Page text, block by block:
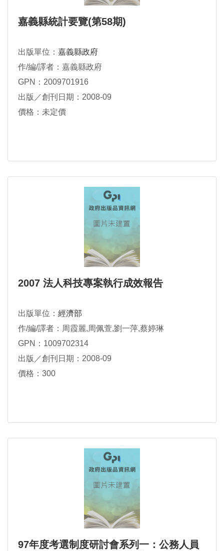
嘉義縣統計要覽(第58期)
出版單位： 嘉義縣政府
作/編/譯者：嘉義縣政府
GPN：2009701916
出版／創刊日期：2008-09
價格：未定價
2007 法人科技專案執行成效報告
出版單位： 經濟部
作/編/譯者：周霞麗,周佩萱,劉一萍,蔡婷琳
GPN：1009702314
出版／創刊日期：2008-09
價格：300
97年度考選制度研討會系列一：公務人員